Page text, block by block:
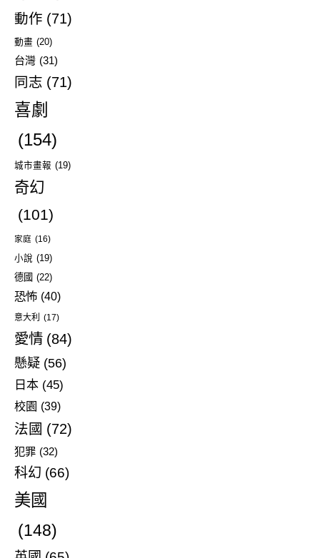
動作 (71)
動畫 (20)
台灣 (31)
同志 (71)
喜劇
(154)
城市畫報 (19)
奇幻
(101)
家庭 (16)
小說 (19)
德國 (22)
恐怖 (40)
意大利 (17)
愛情 (84)
懸疑 (56)
日本 (45)
校園 (39)
法國 (72)
犯罪 (32)
科幻 (66)
美國
(148)